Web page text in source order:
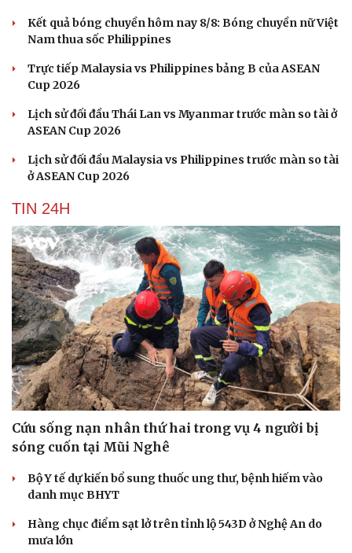
Kết quả bóng chuyền hôm nay 8/8: Bóng chuyền nữ Việt
Nam thua sốc Philippines
Trực tiếp Malaysia vs Philippines bảng B của ASEAN
Cup 2026
Lịch sử đối đầu Thái Lan vs Myanmar trước màn so tài ở
ASEAN Cup 2026
Lịch sử đối đầu Malaysia vs Philippines trước màn so tài
ở ASEAN Cup 2026
TIN 24H
Cứu sống nạn nhân thứ hai trong vụ 4 người bị
sóng cuốn tại Mũi Nghê
Bộ Y tế dự kiến bổ sung thuốc ung thư, bệnh hiếm vào
danh mục BHYT
Hàng chục điểm sạt lở trên tỉnh lộ 543D ở Nghệ An do
mưa lớn